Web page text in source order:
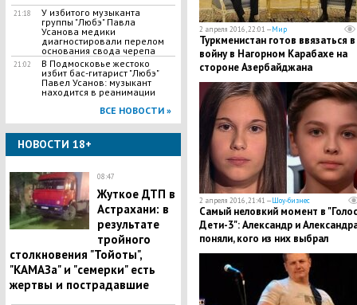
21:18
У избитого музыканта
группы "Любэ" Павла
Усанова медики
диагностировали перелом
основания свода черепа
21:02
В Подмосковье жестоко
избит бас-гитарист "Любэ"
Павел Усанов: музыкант
находится в реанимации
ВСЕ НОВОСТИ »
НОВОСТИ 18+
08:47
Жуткое ДТП в
Астрахани: в
результате
тройного
столкновения "Тойоты",
"КАМАЗа" и "семерки" есть
жертвы и пострадавшие
2 апреля 2016, 22:01 —Мир
Туркменистан готов ввязаться в
войну в Нагорном Карабахе на
стороне Азербайджана
2 апреля 2016, 21:41 —Шоу-бизнес
Самый неловкий момент в
Дети-3": Александр и
поняли, кого из них выбрал
наставник